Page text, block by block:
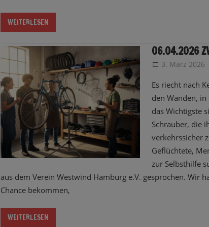
WEITERLESEN
06.04.2026
3. März 2026
Es riecht nach
den Wänden, in
das Wichtigste
Schrauber, die
verkehrssicher
Geflüchtete,
zur Selbsthilfe
aus dem Verein Westwind Hamburg e.V. gesprochen. Wir
Chance bekommen,
WEITERLESEN